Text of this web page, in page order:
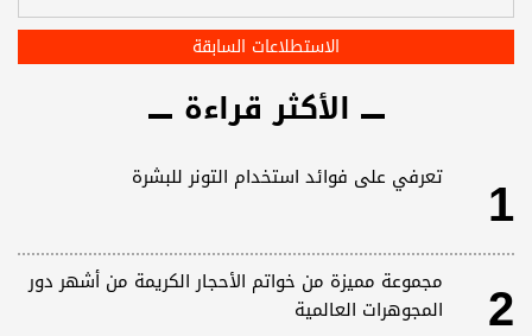
الاستطلاعات السابقة
الأكثر قراءة
1 تعرفي على فوائد استخدام التونر للبشرة
2
مجموعة مميزة من خواتم الأحجار الكريمة من أشهر دور
المجوهرات العالمية